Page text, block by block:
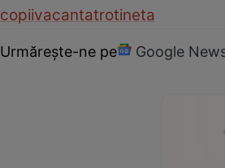
copiivacantatrotineta
Urmărește-ne pe Google